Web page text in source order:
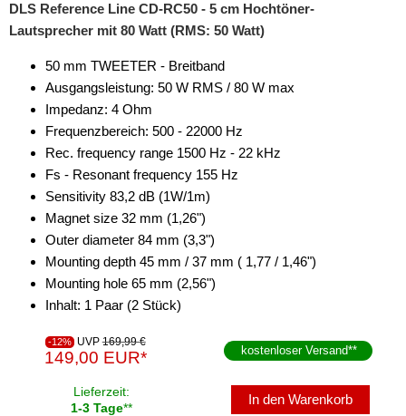
DLS Reference Line CD-RC50 - 5 cm Hochtöner-
Lautsprecher mit 80 Watt (RMS: 50 Watt)
50 mm TWEETER - Breitband
Ausgangsleistung: 50 W RMS / 80 W max
Impedanz: 4 Ohm
Frequenzbereich: 500 - 22000 Hz
Rec. frequency range 1500 Hz - 22 kHz
Fs - Resonant frequency 155 Hz
Sensitivity 83,2 dB (1W/1m)
Magnet size 32 mm (1,26")
Outer diameter 84 mm (3,3")
Mounting depth 45 mm / 37 mm ( 1,77 / 1,46")
Mounting hole 65 mm (2,56")
Inhalt: 1 Paar (2 Stück)
-12% UVP 169,99 €
149,00 EUR* kostenloser Versand**
Lieferzeit:
1-3 Tage**
In den Warenkorb